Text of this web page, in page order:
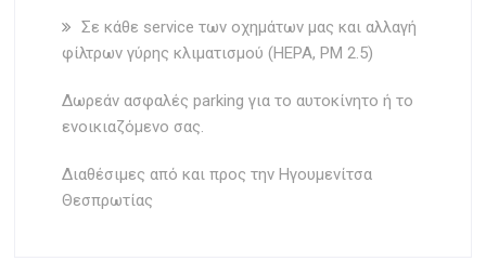
Σε κάθε service των οχημάτων μας και αλλαγή
φίλτρων γύρης κλιματισμού (HEPA, PM 2.5)
Δωρεάν ασφαλές parking για το αυτοκίνητο ή το
ενοικιαζόμενο σας.
Διαθέσιμες από και προς την Ηγουμενίτσα
Θεσπρωτίας